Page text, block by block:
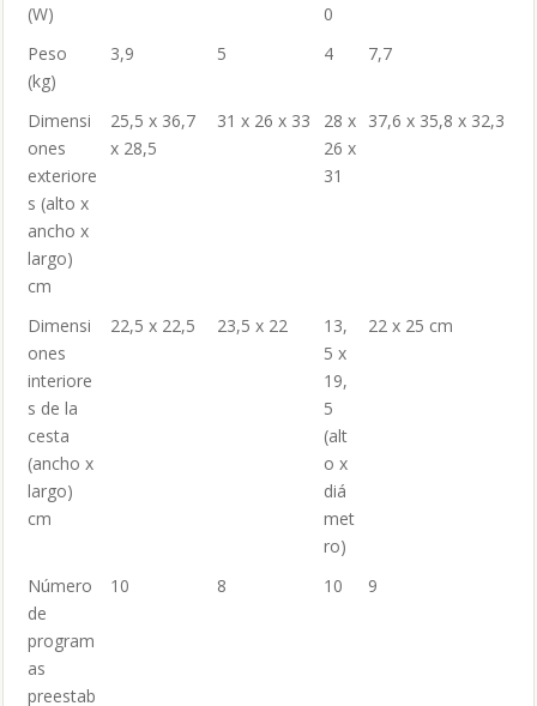
(W)
0
Peso
(kg)
3,9 5 4 7,7
Dimensi
ones
exteriore
s (alto x
ancho x
largo)
cm
25,5 x 36,7
x 28,5
31 x 26 x 33
28 x
26 x
31
37,6 x 35,8 x 32,3
Dimensi
ones
interiore
s de la
cesta
(ancho x
largo)
cm
22,5 x 22,5 23,5 x 22
13,
5 x
19,
5
(alt
o x
diá
met
ro)
22 x 25 cm
Número
de
program
as
preestab
10 8 10 9